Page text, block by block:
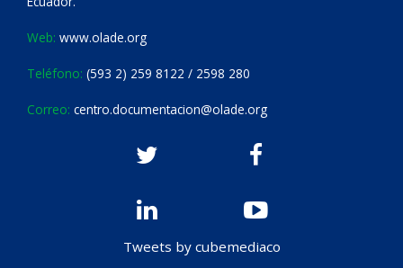
Web: www.olade.org
Teléfono: (593 2) 259 8122 / 2598 280
Correo: centro.documentacion@olade.org
Tweets by cubemediaco